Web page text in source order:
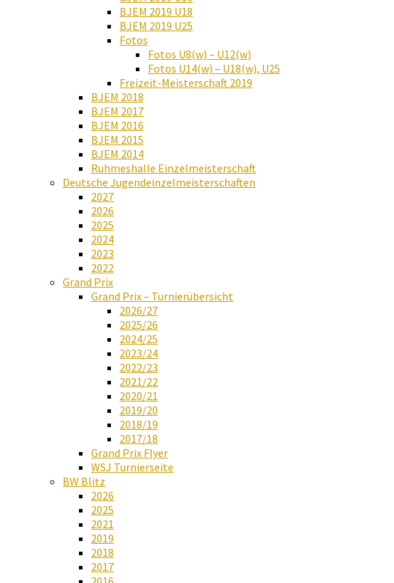
BJEM 2019 U18
BJEM 2019 U25
Fotos
Fotos U8(w) – U12(w)
Fotos U14(w) – U18(w), U25
Freizeit-Meisterschaft 2019
BJEM 2018
BJEM 2017
BJEM 2016
BJEM 2015
BJEM 2014
Ruhmeshalle Einzelmeisterschaft
Deutsche Jugendeinzelmeisterschaften
2027
2026
2025
2024
2023
2022
Grand Prix
Grand Prix – Turnierübersicht
2026/27
2025/26
2024/25
2023/24
2022/23
2021/22
2020/21
2019/20
2018/19
2017/18
Grand Prix Flyer
WSJ Turnierseite
BW Blitz
2026
2025
2021
2019
2018
2017